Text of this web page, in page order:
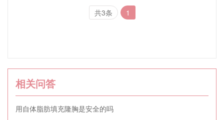
共3条 1
相关问答
用自体脂肪填充隆胸是安全的吗